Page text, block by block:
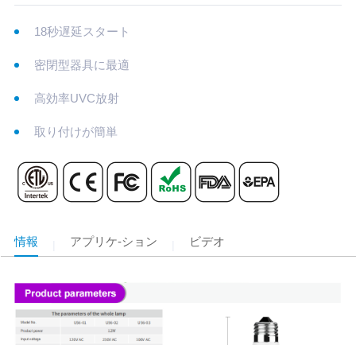
18秒遅延スタート
密閉型器具に最適
高効率UVC放射
取り付けが簡単
情報 アプリケ-ション ビデオ